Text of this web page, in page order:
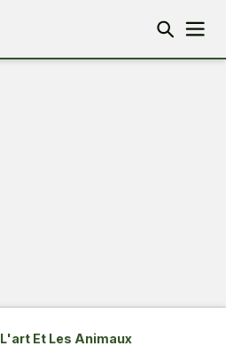
L'art Et Les Animaux